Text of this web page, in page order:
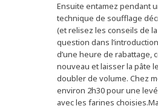
Ensuite entamez pendant
technique de soufflage
(et relisez les conseils de
question dans
d’une heure de rabattage,
nouveau et laisser la pâte
doubler de volume. Chez
environ 2h30 pour une
avec les farines